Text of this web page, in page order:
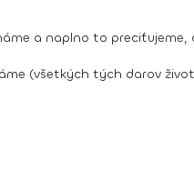
a naplno to preciťujeme,
(všetkých tých darov